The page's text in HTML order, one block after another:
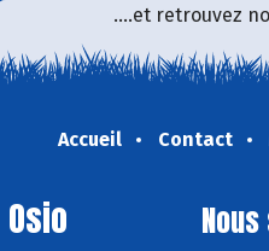
....et retrouvez
Accueil Contact